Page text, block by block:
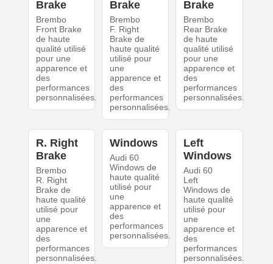
Brake
Brembo
Front Brake
de haute
qualité utilisé
pour une
apparence et
des
performances
personnalisées.
Brake
Brembo
F. Right
Brake de
haute qualité
utilisé pour
une
apparence et
des
performances
personnalisées.
Brake
Brembo
Rear Brake
de haute
qualité utilisé
pour une
apparence et
des
performances
personnalisées.
R. Right
Brake
Brembo
R. Right
Brake de
haute qualité
utilisé pour
une
apparence et
des
performances
personnalisées.
Windows
Audi 60
Windows de
haute qualité
utilisé pour
une
apparence et
des
performances
personnalisées.
Left
Windows
Audi 60
Left
Windows de
haute qualité
utilisé pour
une
apparence et
des
performances
personnalisées.